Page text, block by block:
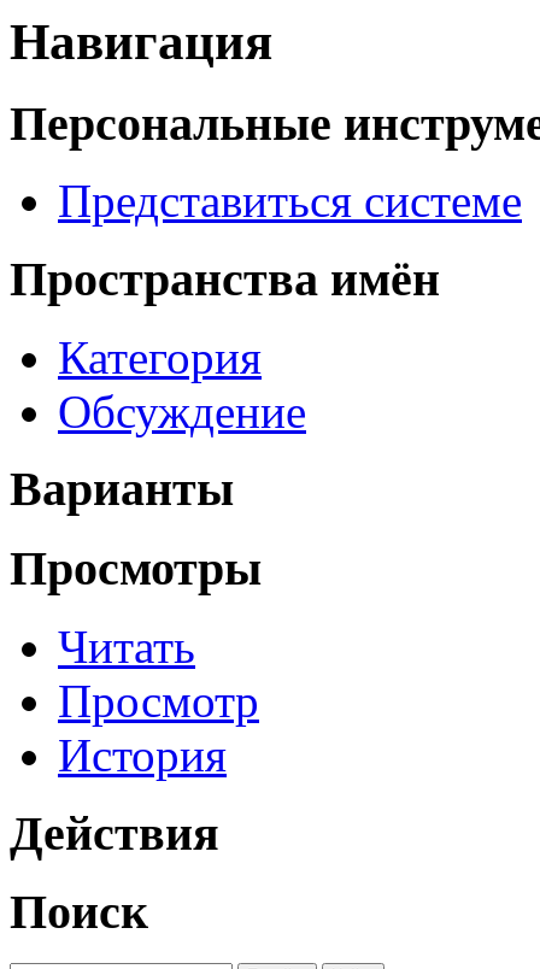
Навигация
Персональные
Представиться системе
Пространства имён
Категория
Обсуждение
Варианты
Просмотры
Читать
Просмотр
История
Действия
Поиск